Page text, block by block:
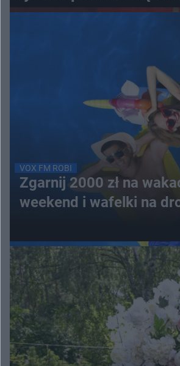
VOX FM ROBI
Zgarnij 2000 zł na
weekend i wafelki na